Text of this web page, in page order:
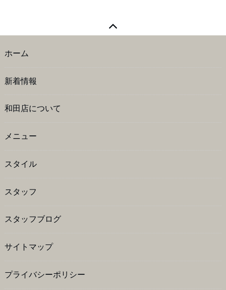
ホーム
新着情報
和田店について
メニュー
スタイル
スタッフ
スタッフブログ
サイトマップ
プライバシーポリシー